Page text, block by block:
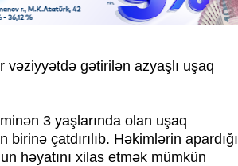
vəziyyətdə gətirilən azyaşlı uşaq
3 yaşlarında olan uşaq
çatdırılıb. Həkimlərin apardığı
həyatını xilas etmək mümkün